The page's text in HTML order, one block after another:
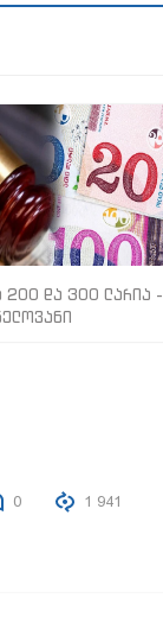
200 და 300 ლარია -
0 1 941